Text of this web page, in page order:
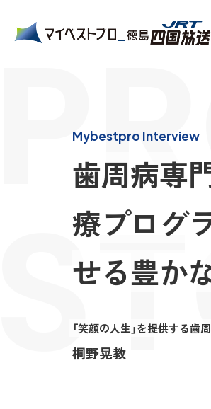
Mybestpro Interview
歯周病専
療プログ
せる豊か
「笑顔の人生」を提供する歯
桐野晃教